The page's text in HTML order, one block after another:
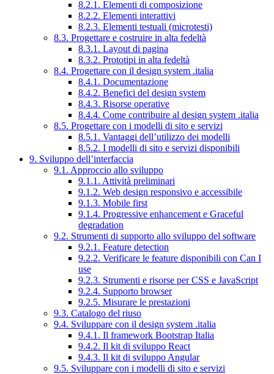
8.2.1. Elementi di composizione
8.2.2. Elementi interattivi
8.2.3. Elementi testuali (microtesti)
8.3. Progettare e costruire in alta fedeltà
8.3.1. Layout di pagina
8.3.2. Prototipi in alta fedeltà
8.4. Progettare con il design system .italia
8.4.1. Documentazione
8.4.2. Benefici del design system
8.4.3. Risorse operative
8.4.4. Come contribuire al design system .italia
8.5. Progettare con i modelli di sito e servizi
8.5.1. Vantaggi dell’utilizzo dei modelli
8.5.2. I modelli di sito e servizi disponibili
9. Sviluppo dell’interfaccia
9.1. Approccio allo sviluppo
9.1.1. Attività preliminari
9.1.2. Web design responsivo e accessibile
9.1.3. Mobile first
9.1.4. Progressive enhancement e Graceful
degradation
9.2. Strumenti di supporto allo sviluppo del software
9.2.1. Feature detection
9.2.2. Verificare le feature disponibili con Can I
use
9.2.3. Strumenti e risorse per CSS e JavaScript
9.2.4. Supporto browser
9.2.5. Misurare le prestazioni
9.3. Catalogo del riuso
9.4. Sviluppare con il design system .italia
9.4.1. Il framework Bootstrap Italia
9.4.2. Il kit di sviluppo React
9.4.3. Il kit di sviluppo Angular
9.5. Sviluppare con i modelli di sito e servizi